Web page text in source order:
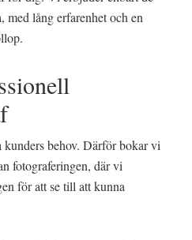
med lång erfarenhet och en
behov. Därför bokar vi
fotograferingen, där vi
för att se till att kunna